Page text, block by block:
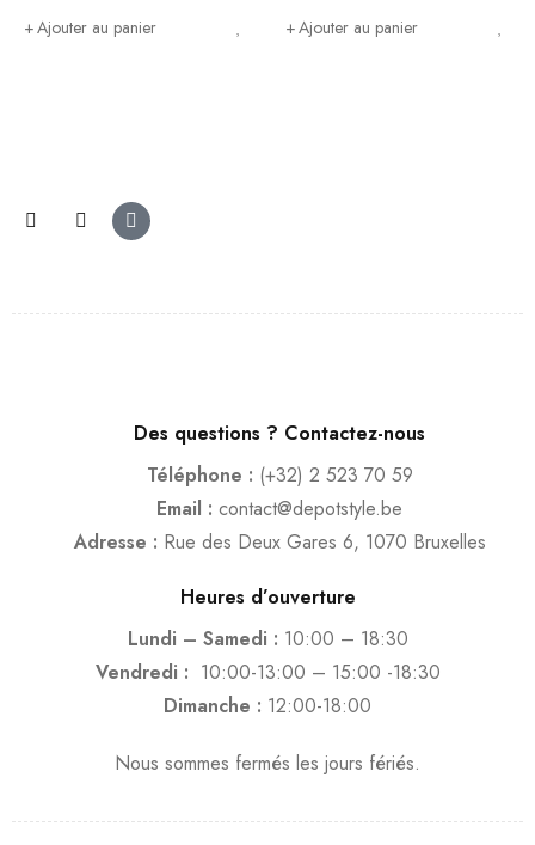
Ajouter au panier Ajouter au panier
Des questions ? Contactez-nous
Téléphone : (+32) 2 523 70 59
Email : contact@depotstyle.be
Adresse : Rue des Deux Gares 6, 1070 Bruxelles
Heures d’ouverture
Lundi – Samedi : 10:00 – 18:30
Vendredi : 10:00-13:00 – 15:00 -18:30
Dimanche : 12:00-18:00
Nous sommes fermés les jours fériés.